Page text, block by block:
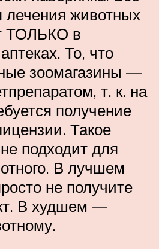
лечения животных
ТОЛЬКО в
То, что
зоомагазины —
т. к. на
получение
Такое
подходит для
В лучшем
не получите
В худшем —